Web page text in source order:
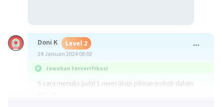
Doni K Level 2
24 Januari 2024 08:02
Jawaban terverifikasi
5 cara menulis judul 1.mencakup pikiran pokok dalam